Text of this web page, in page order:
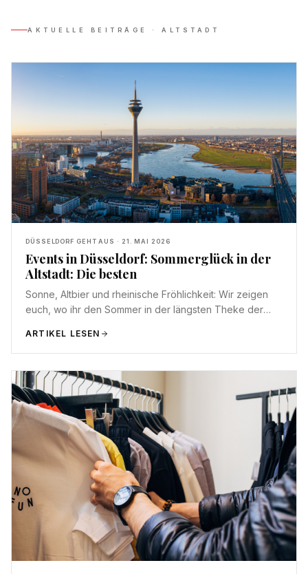
AKTUELLE BEITRÄGE · ALTSTADT
DÜSSELDORF GEHT AUS · 21. MAI 2026
Events in Düsseldorf: Sommerglück in der
Altstadt: Die besten
Sonne, Altbier und rheinische Fröhlichkeit: Wir zeigen
euch, wo ihr den Sommer in der längsten Theke der
ARTIKEL LESEN